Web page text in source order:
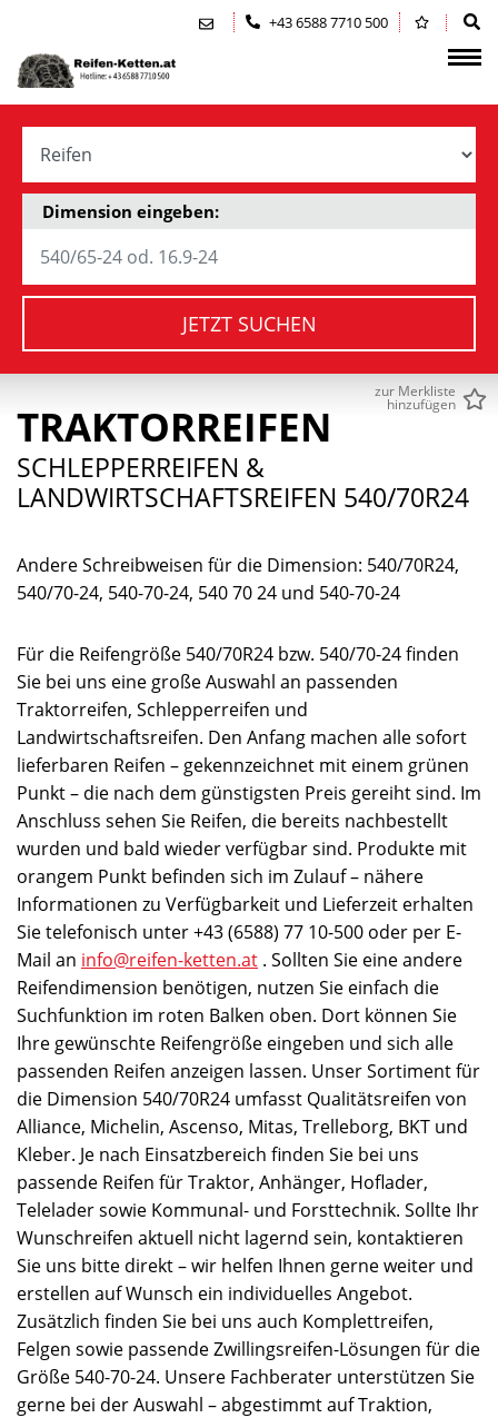
Zum Inhalt springen (Alt+0)
Zum Hauptmenü springen (Alt+1)+43 6588 7710 500
Dimension eingeben:
JETZT SUCHEN
zur Merkliste
hinzufügen
TRAKTORREIFEN
SCHLEPPERREIFEN &
LANDWIRTSCHAFTSREIFEN 540/70R24
Andere Schreibweisen für die Dimension: 540/70R24,
540/70-24, 540-70-24, 540 70 24 und 540-70-24
Für die Reifengröße 540/70R24 bzw. 540/70-24 finden
Sie bei uns eine große Auswahl an passenden
Traktorreifen, Schlepperreifen und
Landwirtschaftsreifen. Den Anfang machen alle sofort
lieferbaren Reifen – gekennzeichnet mit einem grünen
Punkt – die nach dem günstigsten Preis gereiht sind. Im
Anschluss sehen Sie Reifen, die bereits nachbestellt
wurden und bald wieder verfügbar sind. Produkte mit
orangem Punkt befinden sich im Zulauf – nähere
Informationen zu Verfügbarkeit und Lieferzeit erhalten
Sie telefonisch unter +43 (6588) 77 10-500 oder per E-
Mail an info@reifen-ketten.at . Sollten Sie eine andere
Reifendimension benötigen, nutzen Sie einfach die
Suchfunktion im roten Balken oben. Dort können Sie
Ihre gewünschte Reifengröße eingeben und sich alle
passenden Reifen anzeigen lassen. Unser Sortiment für
die Dimension 540/70R24 umfasst Qualitätsreifen von
Alliance, Michelin, Ascenso, Mitas, Trelleborg, BKT und
Kleber. Je nach Einsatzbereich finden Sie bei uns
passende Reifen für Traktor, Anhänger, Hoflader,
Telelader sowie Kommunal- und Forsttechnik. Sollte Ihr
Wunschreifen aktuell nicht lagernd sein, kontaktieren
Sie uns bitte direkt – wir helfen Ihnen gerne weiter und
erstellen auf Wunsch ein individuelles Angebot.
Zusätzlich finden Sie bei uns auch Komplettreifen,
Felgen sowie passende Zwillingsreifen-Lösungen für die
Größe 540-70-24. Unsere Fachberater unterstützen Sie
gerne bei der Auswahl – abgestimmt auf Traktion,